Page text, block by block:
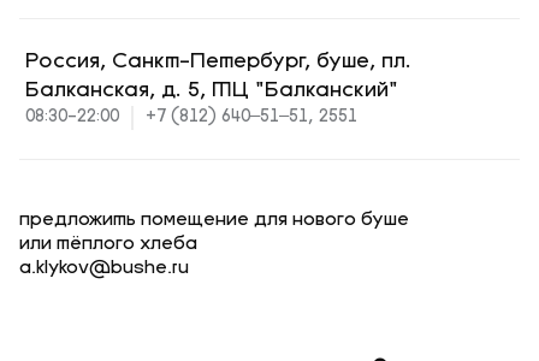
Россия, Санкт-Петербург, буше, пл.
Балканская, д. 5, ТЦ "Балканский"
08:30-22:00 +7 (812) 640‒51‒51, 2551
предложить помещение для нового буше
или тёплого хлеба
a.klykov@bushe.ru